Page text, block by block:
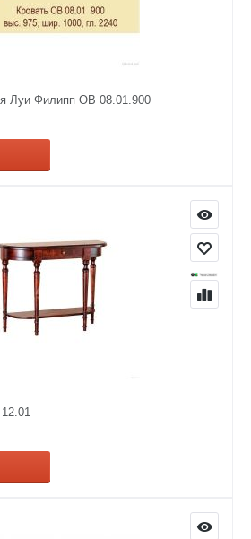
Луи Филипп ОВ 08.01.900